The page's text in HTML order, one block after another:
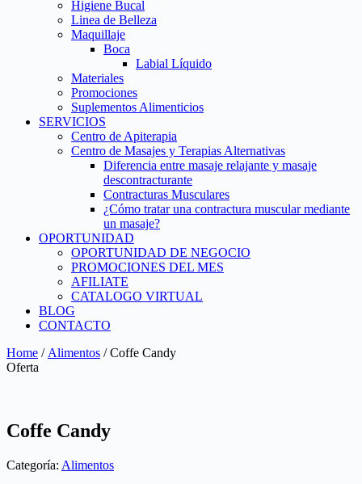
Higiene Bucal
Linea de Belleza
Maquillaje
Boca
Labial Líquido
Materiales
Promociones
Suplementos Alimenticios
SERVICIOS
Centro de Apiterapia
Centro de Masajes y Terapias Alternativas
Diferencia entre masaje relajante y masaje
descontracturante
Contracturas Musculares
¿Cómo tratar una contractura muscular mediante
un masaje?
OPORTUNIDAD
OPORTUNIDAD DE NEGOCIO
PROMOCIONES DEL MES
AFILIATE
CATALOGO VIRTUAL
BLOG
CONTACTO
Home / Alimentos / Coffe Candy
Oferta
Coffe Candy
Categoría: Alimentos